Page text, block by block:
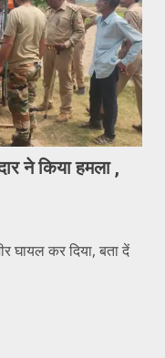
ने किया हमला ,
घायल कर दिया, बता दें